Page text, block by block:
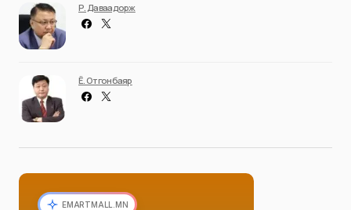
Р. Даваадорж
Ё. Отгонбаяр
EMARTMALL.MN